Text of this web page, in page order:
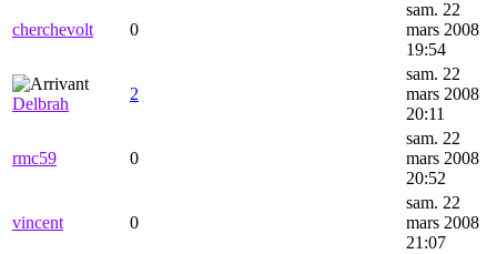
cherchevolt 0
sam. 22
mars 2008
19:54
Delbrah
2
sam. 22
mars 2008
20:11
rmc59 0
sam. 22
mars 2008
20:52
vincent 0
sam. 22
mars 2008
21:07